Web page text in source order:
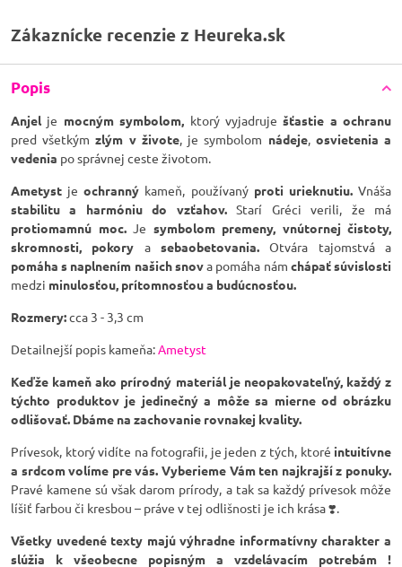
Zákaznícke recenzie z Heureka.sk
Popis
Anjelje mocným symbolom, ktorý vyjadruje šťastie a ochranu
pred všetkým zlým v živote, je symbolom nádeje, osvietenia a
vedenia po správnej ceste životom.
Ametyst jeochranný kameň, používaný proti urieknutiu.Vnáša
stabilitu a harmóniu do vzťahov.Starí Gréci verili, že má
protiomamnú moc.Je symbolom premeny, vnútornej čistoty,
skromnosti, pokory asebaobetovania. Otvára tajomstvá a
pomáha s naplnením našich snova pomáha nám chápať súvislosti
medzi minulosťou, prítomnosťou a budúcnosťou.
Rozmery:cca 3 - 3,3 cm
Detailnejší popis kameňa:Ametyst
Keďže kameň ako prírodný materiál je neopakovateľný, každý z
týchto produktov je jedinečný a môže sa mierne od obrázku
odlišovať. Dbáme na zachovanie rovnakej kvality.
Prívesok, ktorý vidíte na fotografii, je jeden z tých, ktoré intuitívne
a srdcom volíme pre vás. Vyberieme Vám ten najkrajší z ponuky.
Pravé kamene sú však darom prírody, a tak sa každý prívesok môže
líšiť farbou či kresbou – práve v tej odlišnosti je ich krása ❣️.
Všetky uvedené texty majú výhradne informatívny charakter a
slúžia k všeobecne popisným a vzdelávacím potrebám !